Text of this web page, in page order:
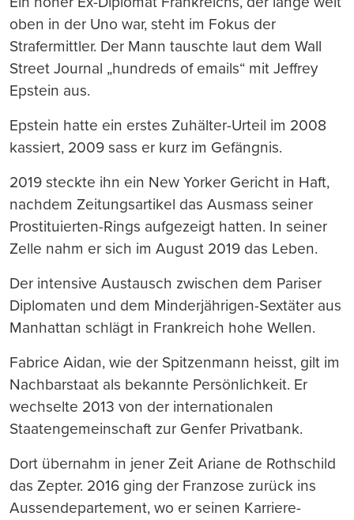
oben in der Uno war, steht im Fokus der
Strafermittler. Der Mann tauschte laut dem Wall
Street Journal „hundreds of emails“ mit Jeffrey
Epstein aus.
Epstein hatte ein erstes Zuhälter-Urteil im 2008
kassiert, 2009 sass er kurz im Gefängnis.
2019 steckte ihn ein New Yorker Gericht in Haft,
nachdem Zeitungsartikel das Ausmass seiner
Prostituierten-Rings aufgezeigt hatten. In seiner
Zelle nahm er sich im August 2019 das Leben.
Der intensive Austausch zwischen dem Pariser
Diplomaten und dem Minderjährigen-Sextäter aus
Manhattan schlägt in Frankreich hohe Wellen.
Fabrice Aidan, wie der Spitzenmann heisst, gilt im
Nachbarstaat als bekannte Persönlichkeit. Er
wechselte 2013 von der internationalen
Staatengemeinschaft zur Genfer Privatbank.
Dort übernahm in jener Zeit Ariane de Rothschild
das Zepter. 2016 ging der Franzose zurück ins
Aussendepartement, wo er seinen Karriere-